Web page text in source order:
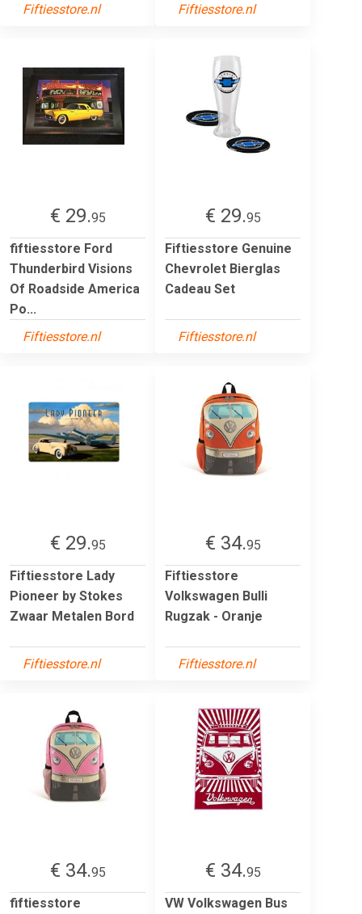
Fiftiesstore.nl Fiftiesstore.nl
€ 29.95
fiftiesstore Ford
Thunderbird Visions
Of Roadside America
Po...
Fiftiesstore.nl
€ 29.95
Fiftiesstore Genuine
Chevrolet Bierglas
Cadeau Set
Fiftiesstore.nl
€ 29.95
Fiftiesstore Lady
Pioneer by Stokes
Zwaar Metalen Bord
Fiftiesstore.nl
€ 34.95
Fiftiesstore
Volkswagen Bulli
Rugzak - Oranje
Fiftiesstore.nl
€ 34.95
fiftiesstore
€ 34.95
VW Volkswagen Bus